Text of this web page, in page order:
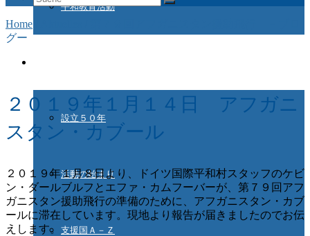
平和教育活動
設立５０年
活動の始まり
支援国Ａ－Ｚ
nach:
Home
グー
２０１９年１月１４日 アフガニ
スタン・カブール
２０１９年１月８日より、ドイツ国際平和村スタッフのケビ
ン・ダールブルフとエファ・カムフーバーが、第７９回アフ
ガニスタン援助飛行の準備のために、アフガニスタン・カブ
ールに滞在しています。現地より報告が届きましたのでお伝
えします。